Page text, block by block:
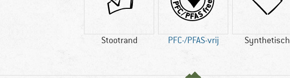
Stootrand PFC-/PFAS-vrij Synthetisch